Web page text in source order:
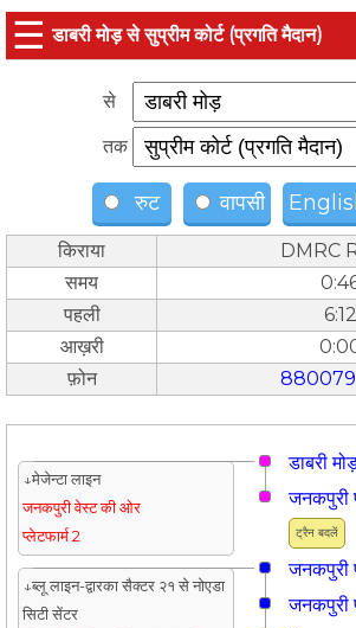
☰ डाबरी मोड़ से सुप्रीम कोर्ट (प्रगति मैदान)
से
तक
रुट वापसी
किराया
DMRC
समय
पहली
6:12
आख़री
फ़ोन
डाबरी
↓मेजेन्टा लाइन
जनकपुरी वेस्ट की ओर
प्लेटफार्म 2
ट्रैन बदलें
जनकपुरी
जनकपुरी
↓ब्लू लाइन-द्वारका सैक्टर २१ से नोएडा
सिटी सेंटर
जनकपुरी